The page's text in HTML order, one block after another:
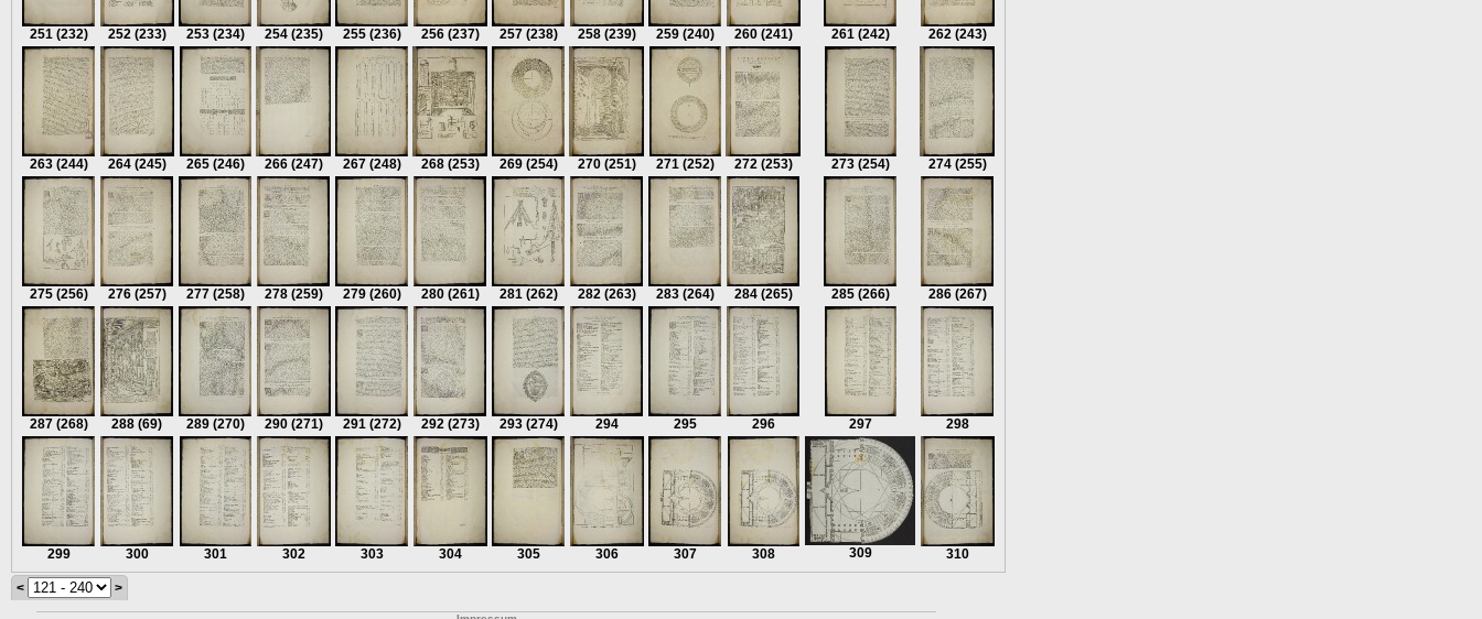
251 (232) 252 (233) 253 (234) 254 (235) 255 (236) 256 (237) 257 (238) 258 (239) 259 (240) 260 (241) 261 (242) 262 (243)
263 (244) 264 (245) 265 (246) 266 (247) 267 (248) 268 (253) 269 (254) 270 (251) 271 (252) 272 (253) 273 (254) 274 (255)
275 (256) 276 (257) 277 (258) 278 (259) 279 (260) 280 (261) 281 (262) 282 (263) 283 (264) 284 (265) 285 (266) 286 (267)
287 (268) 288 (69) 289 (270) 290 (271) 291 (272) 292 (273) 293 (274) 294 295 296 297 298
299 300 301 302 303 304 305 306 307 308 309 310
< >